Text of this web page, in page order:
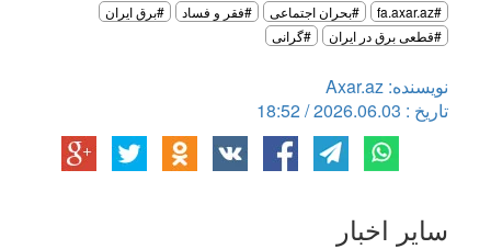
#fa.axar.az #بحران اجتماعی #فقر و فساد
#برق ایران
#قطعی برق در ایران
#گرانی
نویسنده: Axar.az
تاریخ : 2026.06.03 / 18:52
سایر اخبار